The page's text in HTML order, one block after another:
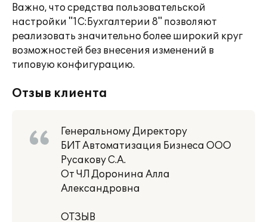
Важно, что средства пользовательской
настройки "1С:Бухгалтерии 8" позволяют
реализовать значительно более широкий круг
возможностей без внесения изменений в
типовую конфигурацию.
Отзыв клиента
Генеральному Директору
БИТ Автоматизация Бизнеса ООО
Русакову С.А.
От ЧЛ Доронина Алла
Александровна
ОТЗЫВ